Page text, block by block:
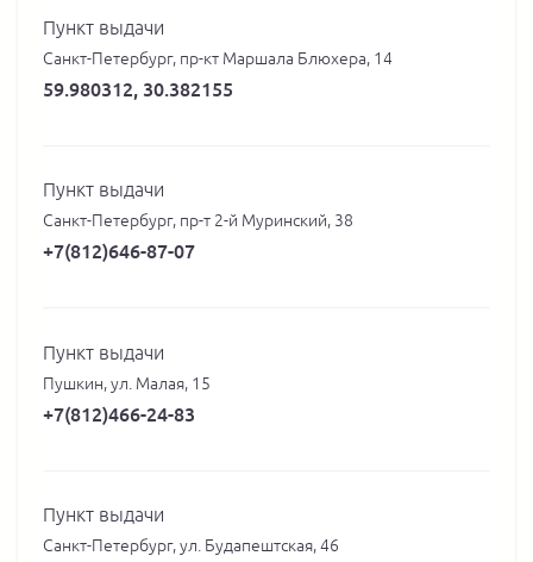
Пункт выдачи
Санкт-Петербург, пр-кт Маршала Блюхера, 14
59.980312, 30.382155
Пункт выдачи
Санкт-Петербург, пр-т 2-й Муринский, 38
+7(812)646-87-07
Пункт выдачи
Пушкин, ул. Малая, 15
+7(812)466-24-83
Пункт выдачи
Санкт-Петербург, ул. Будапештская, 46